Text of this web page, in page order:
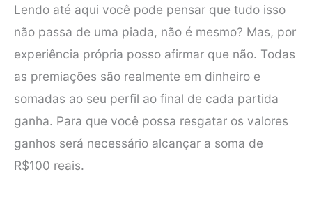
Lendo até aqui você pode pensar que tudo isso
não passa de uma piada, não é mesmo? Mas, por
experiência própria posso afirmar que não. Todas
as premiações são realmente em dinheiro e
somadas ao seu perfil ao final de cada partida
ganha. Para que você possa resgatar os valores
ganhos será necessário alcançar a soma de
R$100 reais.